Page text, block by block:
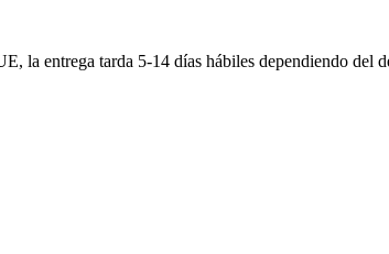
la entrega tarda 5-14 días hábiles dependiendo del